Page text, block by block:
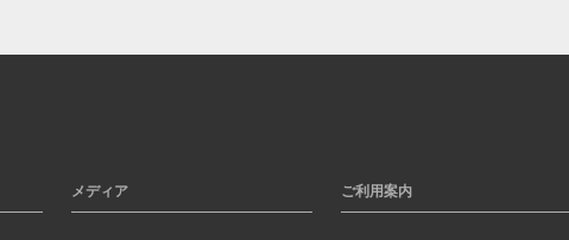
メディア ご利用案内